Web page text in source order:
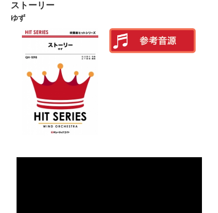
ストーリー
ゆず